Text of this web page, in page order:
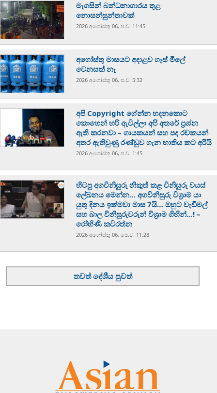
මැගසින් බන්ධනාගාරය තුළ
නොසන්සුන්තාවක්
2026 අගෝස්‍තු 06, ප.ව. 11:45
අගෝස්තු මාසයට අදාළව ගෑස් මිලේ
වෙනසක් නෑ
2026 අගෝස්‍තු 06, ප.ව. 5:32
අපි Copyright ගේන්න හදනකොට
කොහෙන් හරි ඇවිල්ලා අපි අතරේ ප්‍රශ්න
ඇති කරනවා – ගායකයන් සහ පද රචකයන්
අතර ඇතිවුණු රණ්ඩුව ගැන භාතිය කට අරියි
2026 අගෝස්‍තු 06, ප.ව. 1:45
හිටපු අගවිනිසුරු නිකුත් කළ විනිසුරු වයස්
ලේඛනය මෙන්න… අගවිනිසුරු විශ්‍රාම යා
යුතු දිනය ඉක්මවා මාස 7යි… ඔහුට වැඩිමල්
සහ බාල විනිසුරුවරුන් විශ්‍රාම ගිහින්…! –
රෝහිණී කවිරත්න
2026 අගෝස්‍තු 06, පෙ.ව. 11:28
තවත් දේශීය පුවත්